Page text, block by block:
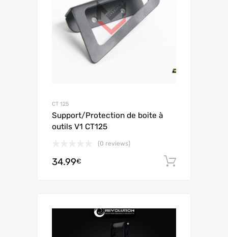
CT 125
Support/Protection de boite à
outils V1 CT125
(0 reviews)
34.99€